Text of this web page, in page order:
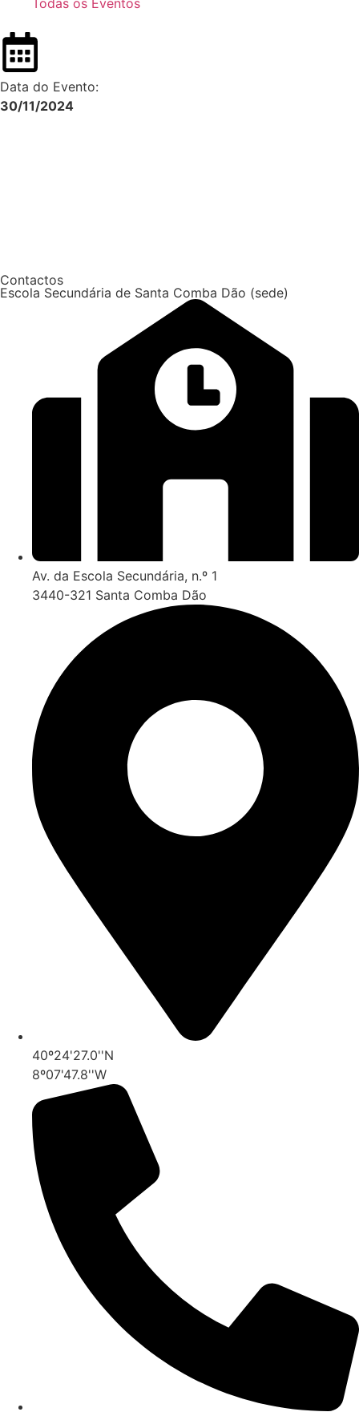
Todas os Eventos
Data do Evento:
30/11/2024
Contactos
Escola Secundária de Santa Comba Dão (sede)
Av. da Escola Secundária, n.º 1
3440-321 Santa Comba Dão
40º24'27.0''N
8º07'47.8''W